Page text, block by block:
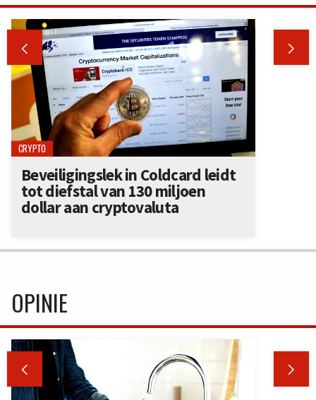
 
CRYPTO
Beveiligingslek in Coldcard leidt
tot diefstal van 130 miljoen
dollar aan cryptovaluta
OPINIE
 